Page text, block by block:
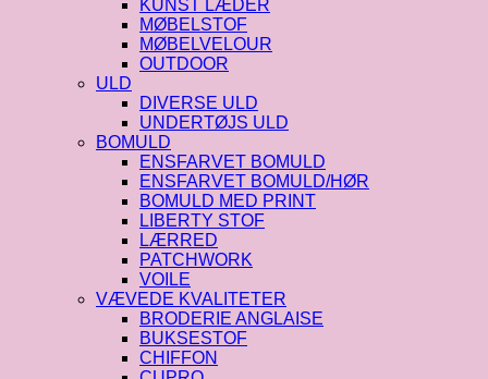
KUNST LÆDER
MØBELSTOF
MØBELVELOUR
OUTDOOR
ULD
DIVERSE ULD
UNDERTØJS ULD
BOMULD
ENSFARVET BOMULD
ENSFARVET BOMULD/HØR
BOMULD MED PRINT
LIBERTY STOF
LÆRRED
PATCHWORK
VOILE
VÆVEDE KVALITETER
BRODERIE ANGLAISE
BUKSESTOF
CHIFFON